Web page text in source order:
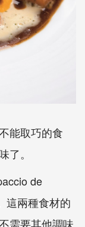
能取巧的食
了。
de
這兩種食材的
需要其他調味